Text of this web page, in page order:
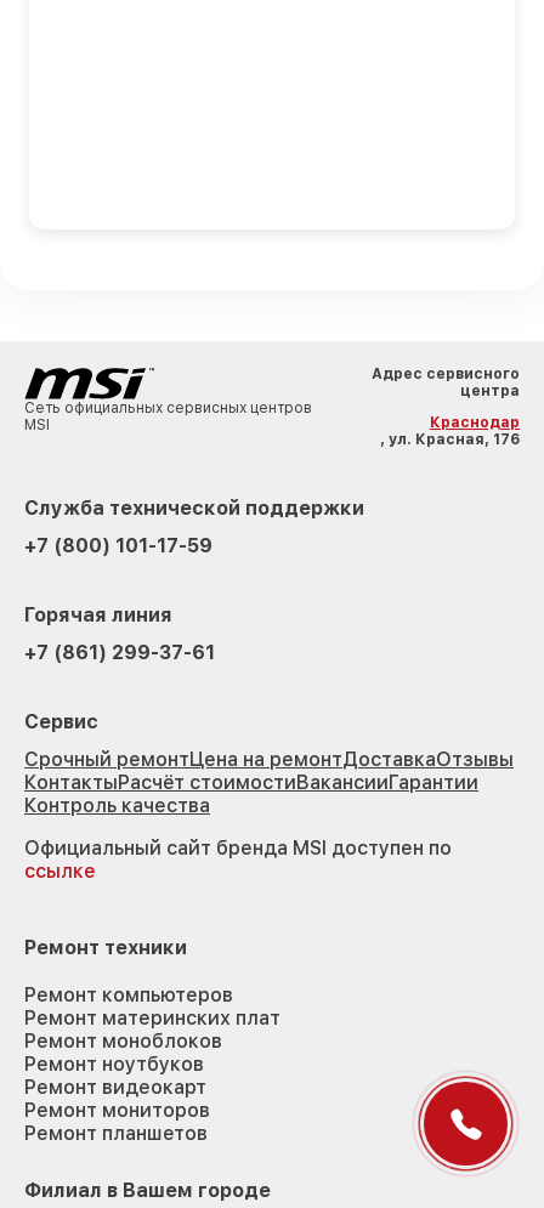
Сеть официальных сервисных центров
MSI
Адрес сервисного
центра
Краснодар
, ул. Красная, 176
Служба технической поддержки
+7 (800) 101-17-59
Горячая линия
+7 (861) 299-37-61
Сервис
Срочный ремонтЦена на ремонтДоставкаОтзывы
КонтактыРасчёт стоимостиВакансииГарантии
Контроль качества
Официальный сайт бренда MSI доступен по
ссылке
Ремонт техники
Ремонт компьютеров
Ремонт материнских плат
Ремонт моноблоков
Ремонт ноутбуков
Ремонт видеокарт
Ремонт мониторов
Ремонт планшетов
Филиал в Вашем городе